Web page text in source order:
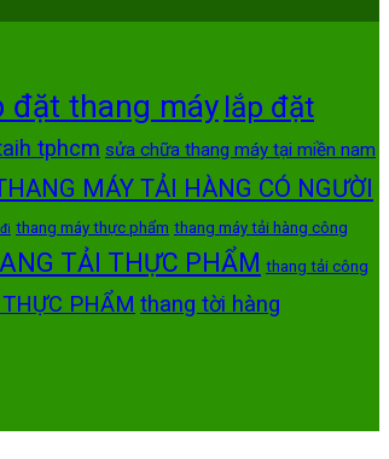
đặt thang máy lắp đặt
tphcm sửa chữa thang máy tại miền nam
MÁY TẢI HÀNG CÓ NGƯỜI
thang máy thực phẩm thang máy tải hàng công
TẢI THỰC PHẨM thang tải công
PHẨM thang tời hàng